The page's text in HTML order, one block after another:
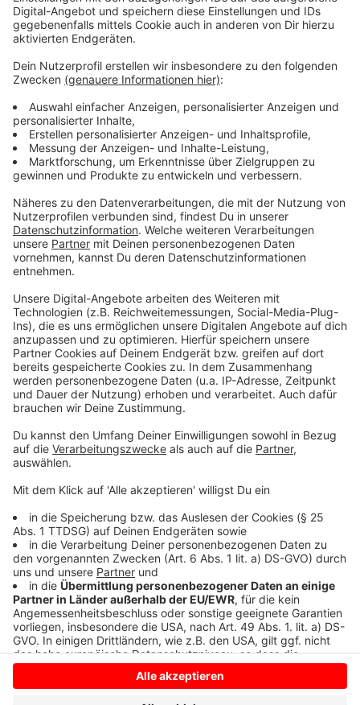
Anzeige
Auch der Allwetterzoo Münster und der Naturzoo
Rheine sind auf den Social-Media-Kanälen sehr aktiv.
Münster arbeitet ebenfalls an einem Liverstream, der
in den nächsten Wochen an den Start geht, ist RADIO
RST auf Nachfrage gesagt worden. In Rheine ist ein
Livestream vorerst nicht geplant.
Anzeige